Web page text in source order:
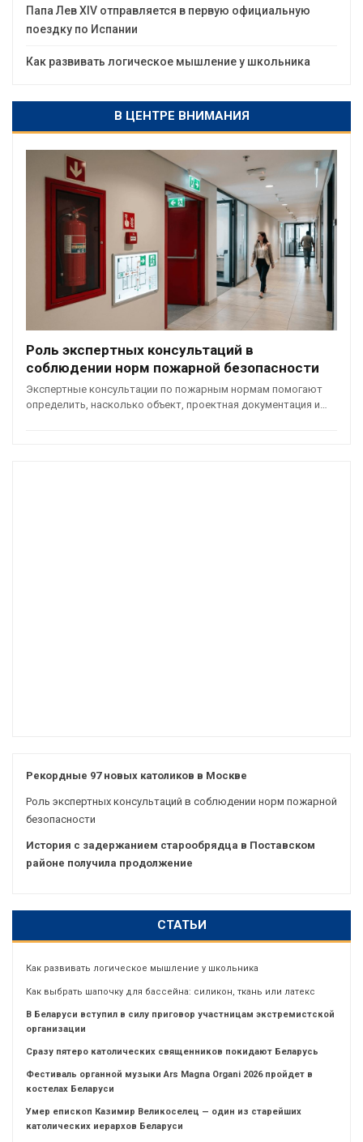
Папа Лев XIV отправляется в первую официальную
поездку по Испании
Как развивать логическое мышление у школьника
В ЦЕНТРЕ ВНИМАНИЯ
Роль экспертных консультаций в
соблюдении норм пожарной безопасности
Экспертные консультации по пожарным нормам помогают
определить, насколько объект, проектная документация и…
Рекордные 97 новых католиков в Москве
Роль экспертных консультаций в соблюдении норм пожарной
безопасности
История с задержанием старообрядца в Поставском
районе получила продолжение
СТАТЬИ
Как развивать логическое мышление у школьника
Как выбрать шапочку для бассейна: силикон, ткань или латекс
В Беларуси вступил в силу приговор участницам экстремистской
организации
Сразу пятеро католических священников покидают Беларусь
Фестиваль органной музыки Ars Magna Organi 2026 пройдет в
костелах Беларуси
Умер епископ Казимир Великоселец — один из старейших
католических иерархов Беларуси